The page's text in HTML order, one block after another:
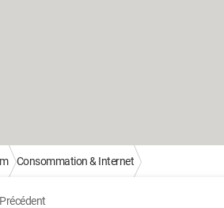
Consommation & Internet